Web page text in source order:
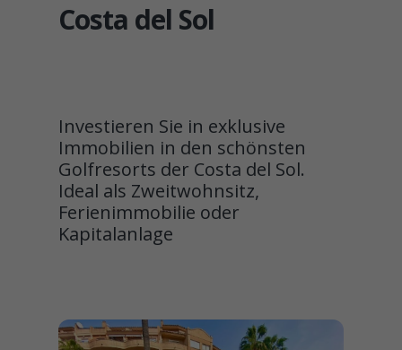
Costa del Sol
Investieren Sie in exklusive
Immobilien in den schönsten
Golfresorts der Costa del Sol.
Ideal als Zweitwohnsitz,
Ferienimmobilie oder
Kapitalanlage